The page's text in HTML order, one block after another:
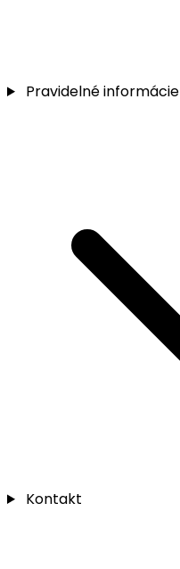
Pravidelné informácie
Kontakt